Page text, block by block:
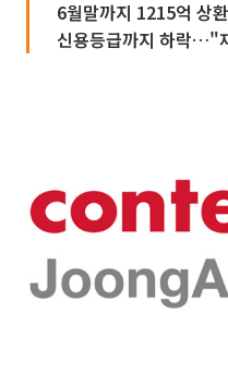
6월말까지 1215억 상
신용등급까지 하락…"